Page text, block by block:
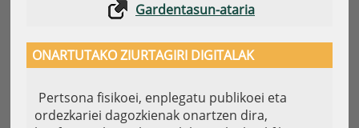
Gardentasun-ataria
ONARTUTAKO ZIURTAGIRI DIGITALAK
Pertsona fisikoei, enplegatu publikoei eta
ordezkariei dagozkienak onartzen dira,